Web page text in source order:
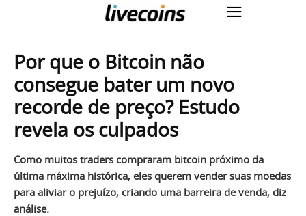
Por que o Bitcoin não
consegue bater um novo
recorde de preço? Estudo
revela os culpados
Como muitos traders compraram bitcoin próximo da
última máxima histórica, eles querem vender suas moedas
para aliviar o prejuízo, criando uma barreira de venda, diz
análise.